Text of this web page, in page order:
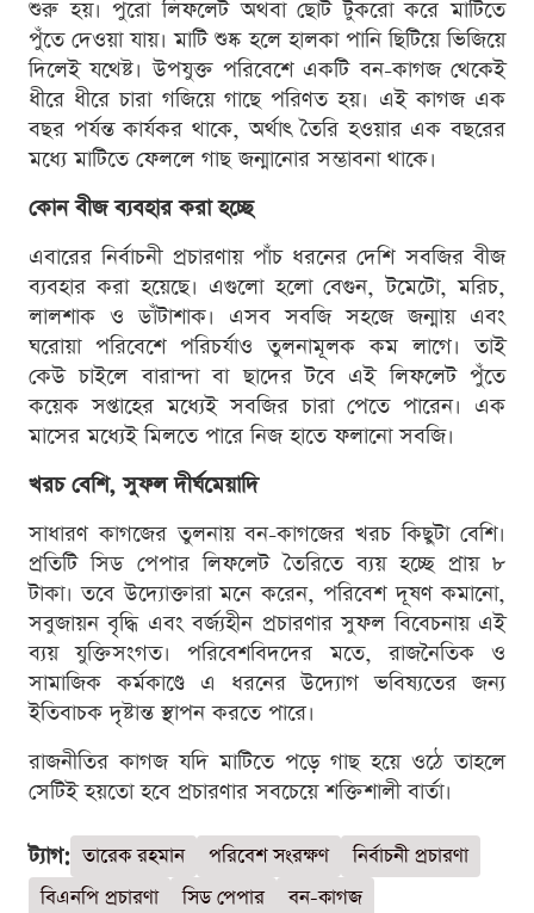
শুরু হয়। পুরো লিফলেট অথবা ছোট টুকরো করে মাটিতে
পুঁতে দেওয়া যায়। মাটি শুষ্ক হলে হালকা পানি ছিটিয়ে ভিজিয়ে
দিলেই যথেষ্ট। উপযুক্ত পরিবেশে একটি বন-কাগজ থেকেই
ধীরে ধীরে চারা গজিয়ে গাছে পরিণত হয়। এই কাগজ এক
বছর পর্যন্ত কার্যকর থাকে, অর্থাৎ তৈরি হওয়ার এক বছরের
মধ্যে মাটিতে ফেললে গাছ জন্মানোর সম্ভাবনা থাকে।
কোন বীজ ব্যবহার করা হচ্ছে
এবারের নির্বাচনী প্রচারণায় পাঁচ ধরনের দেশি সবজির বীজ
ব্যবহার করা হয়েছে। এগুলো হলো বেগুন, টমেটো, মরিচ,
লালশাক ও ডাঁটাশাক। এসব সবজি সহজে জন্মায় এবং
ঘরোয়া পরিবেশে পরিচর্যাও তুলনামূলক কম লাগে। তাই
কেউ চাইলে বারান্দা বা ছাদের টবে এই লিফলেট পুঁতে
কয়েক সপ্তাহের মধ্যেই সবজির চারা পেতে পারেন। এক
মাসের মধ্যেই মিলতে পারে নিজ হাতে ফলানো সবজি।
খরচ বেশি, সুফল দীর্ঘমেয়াদি
সাধারণ কাগজের তুলনায় বন-কাগজের খরচ কিছুটা বেশি।
প্রতিটি সিড পেপার লিফলেট তৈরিতে ব্যয় হচ্ছে প্রায় ৮
টাকা। তবে উদ্যোক্তারা মনে করেন, পরিবেশ দূষণ কমানো,
সবুজায়ন বৃদ্ধি এবং বর্জ্যহীন প্রচারণার সুফল বিবেচনায় এই
ব্যয় যুক্তিসংগত। পরিবেশবিদদের মতে, রাজনৈতিক ও
সামাজিক কর্মকাণ্ডে এ ধরনের উদ্যোগ ভবিষ্যতের জন্য
ইতিবাচক দৃষ্টান্ত স্থাপন করতে পারে।
রাজনীতির কাগজ যদি মাটিতে পড়ে গাছ হয়ে ওঠে তাহলে
সেটিই হয়তো হবে প্রচারণার সবচেয়ে শক্তিশালী বার্তা।
ট্যাগ: তারেক রহমান পরিবেশ সংরক্ষণ
নির্বাচনী প্রচারণা
বিএনপি প্রচারণা
সিড পেপার
বন-কাগজ